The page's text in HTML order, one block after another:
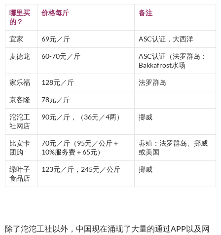
哪里买
的？
价格每斤 备注
宜家 69元／斤 ASC认证，大西洋
麦德龙 60-70元／斤
ASC认证（法罗群岛：
Bakkafrost水场
家乐福 128元／斤 法罗群岛
京客隆 78元／斤
沱沱工
社网店
90元／斤，（36元／4两） 挪威
比安卡
团购
70元／斤（95元／公斤＋
10%服务费＋65元）
养殖：法罗群岛、挪威
或美国
绿叶子
食品店
123元／斤，245元／公斤 挪威
除了沱沱工社以外，中国现在涌现了大量的通过APP以及网